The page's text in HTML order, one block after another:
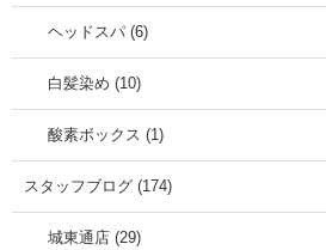
ヘッドスパ (6)
白髪染め (10)
酸素ボックス (1)
スタッフブログ (174)
城東通店 (29)